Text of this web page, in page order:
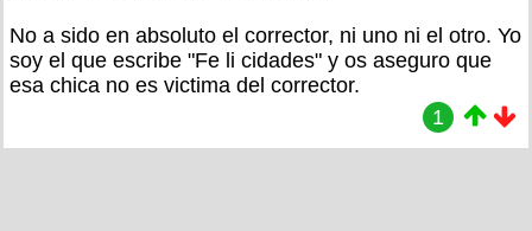
No a sido en absoluto el corrector, ni uno ni el otro. Yo
soy el que escribe "Fe li cidades" y os aseguro que
esa chica no es victima del corrector.
1